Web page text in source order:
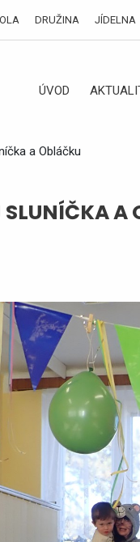
DRUŽINA JÍDELNA
ÚVOD
a Obláčku
A